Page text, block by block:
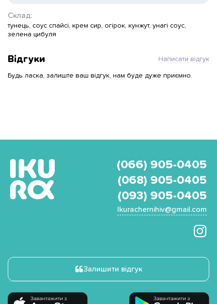
Склад:
тунець, соус спайсі, крем сир, огірок, кунжут, унагі соус,
зелена цибуля
Відгуки Написати відгук
Будь ласка, залиште ваш відгук, нам буде дуже приємно.
(066) 905-0405
(068) 905-0405
(093) 905-0405
Ikurachernihiv@gmail.com
Залишити відгук